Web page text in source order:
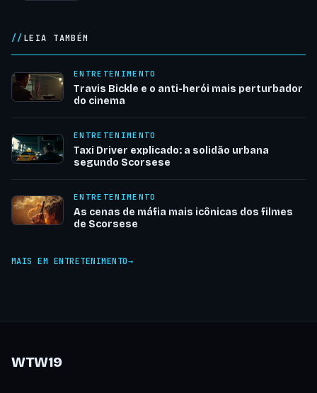
LEIA TAMBÉM
ENTRETENIMENTO
Travis Bickle e o anti-herói mais perturbador
do cinema
ENTRETENIMENTO
Taxi Driver explicado: a solidão urbana
segundo Scorsese
ENTRETENIMENTO
As cenas de máfia mais icônicas dos filmes
de Scorsese
MAIS EM ENTRETENIMENTO
WTW19